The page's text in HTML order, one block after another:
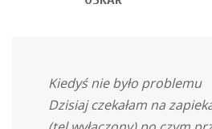
Kiedyś nie było problemu
Dzisiaj czekałam na